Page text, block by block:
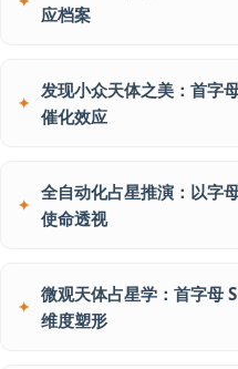
应档案
发现小众天体之美：首字
催化效应
全自动化占星推演：以字
使命透视
微观天体占星学：首字母
维度塑形